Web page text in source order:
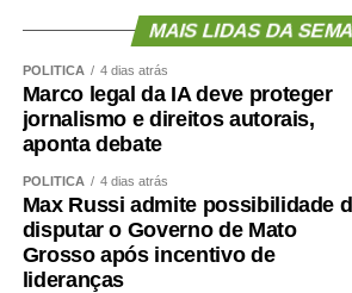
MAIS LIDAS DA
POLÍTICA 4 dias atrás
Marco legal da IA deve proteger
jornalismo e direitos autorais,
aponta debate
POLÍTICA 4 dias atrás
Max Russi admite possibilidade
disputar o Governo de Mato
Grosso após incentivo de
lideranças